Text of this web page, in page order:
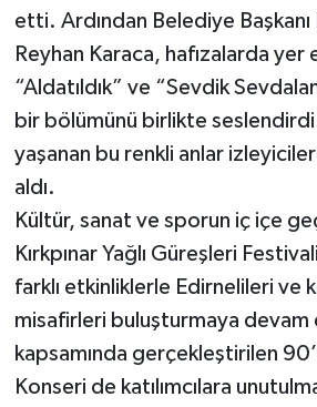
etti. Ardından Belediye Başkanı
Reyhan Karaca, hafızalarda yer
“Aldatıldık” ve “Sevdik
bir bölümünü birlikte
yaşanan bu renkli anlar
aldı.
Kültür, sanat ve sporun iç içe
Kırkpınar Yağlı Güreşleri
farklı etkinliklerle Edirnelileri ve
misafirleri buluşturmaya devam
kapsamında gerçekleştirilen
Konseri de katılımcılara